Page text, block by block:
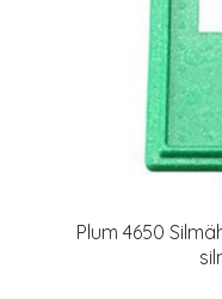
Plum 4650